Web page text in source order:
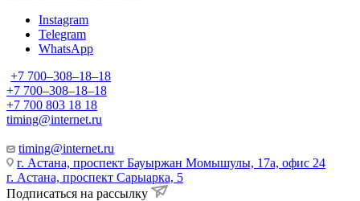
Instagram
Telegram
WhatsApp
+7 700‒308‒18‒18
+7 700‒308‒18‒18
+7 700 803 18 18
timing@internet.ru
timing@internet.ru
г. Астана, проспект Бауыржан Момышулы, 17а, офис 24
г. Астана, проспект Сарыарка, 5
Подписаться на рассылку